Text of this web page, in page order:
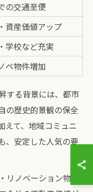
の交通至便
資産価値アップ
学校など充実
ベ物件増加
する背景には、都市
の歴史的景観の保全
えて、地域コミュニ
、安定した人気の要
ノベーション物件